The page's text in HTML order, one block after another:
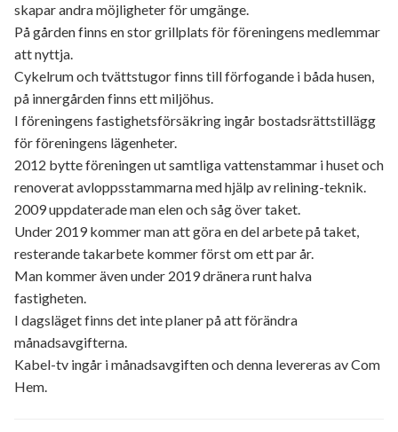
skapar andra möjligheter för umgänge.
På gården finns en stor grillplats för föreningens medlemmar
att nyttja.
Cykelrum och tvättstugor finns till förfogande i båda husen,
på innergården finns ett miljöhus.
I föreningens fastighetsförsäkring ingår bostadsrättstillägg
för föreningens lägenheter.
2012 bytte föreningen ut samtliga vattenstammar i huset och
renoverat avloppsstammarna med hjälp av relining-teknik.
2009 uppdaterade man elen och såg över taket.
Under 2019 kommer man att göra en del arbete på taket,
resterande takarbete kommer först om ett par år.
Man kommer även under 2019 dränera runt halva
fastigheten.
I dagsläget finns det inte planer på att förändra
månadsavgifterna.
Kabel-tv ingår i månadsavgiften och denna levereras av Com
Hem.